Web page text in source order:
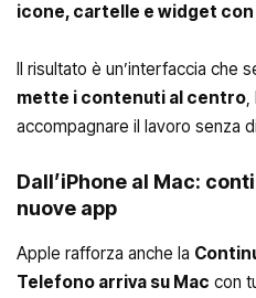
icone, cartelle e widget
Il risultato è un’interfaccia che
mette i contenuti al centro,
accompagnare il lavoro senza
Dall’iPhone al Mac:
nuove app
Apple rafforza anche la
Telefono arriva su Mac con